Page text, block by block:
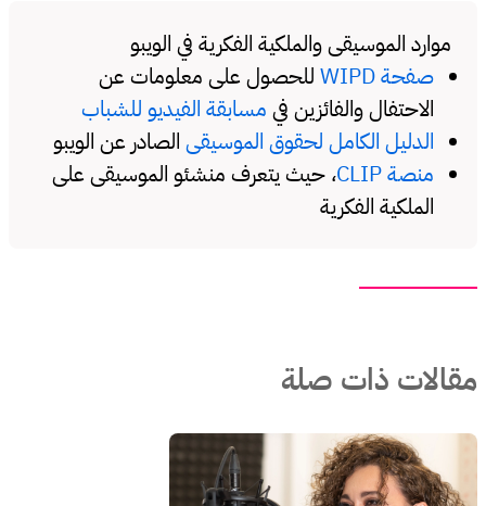
موارد الموسيقى والملكية الفكرية في الويبو
صفحة WIPD
للحصول على معلومات عن
الاحتفال والفائزين في مسابقة الفيديو للشباب
الدليل الكامل لحقوق الموسيقىالصادر عن الويبو
منصة CLIP
، حيث يتعرف منشئو الموسيقى على
الملكية الفكرية
مقالات ذات صلة